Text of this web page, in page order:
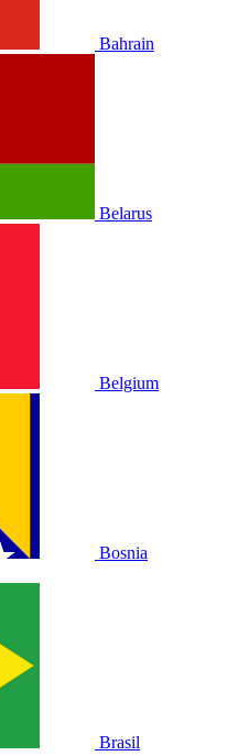
Bahrain
Belarus
Belgium
Bosnia
Brasil